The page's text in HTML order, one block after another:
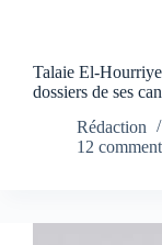
Talaie El-
dossiers de ses
Rédaction
12